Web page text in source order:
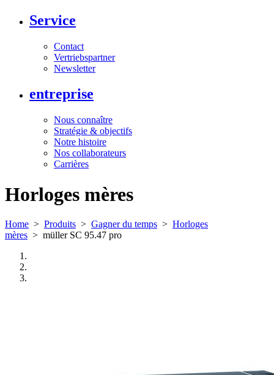
Service
Contact
Vertriebspartner
Newsletter
entreprise
Nous connaître
Stratégie & objectifs
Notre histoire
Nos collaborateurs
Carrières
Horloges mères
Home > Produits > Gagner du temps > Horloges
mères > müller SC 95.47 pro